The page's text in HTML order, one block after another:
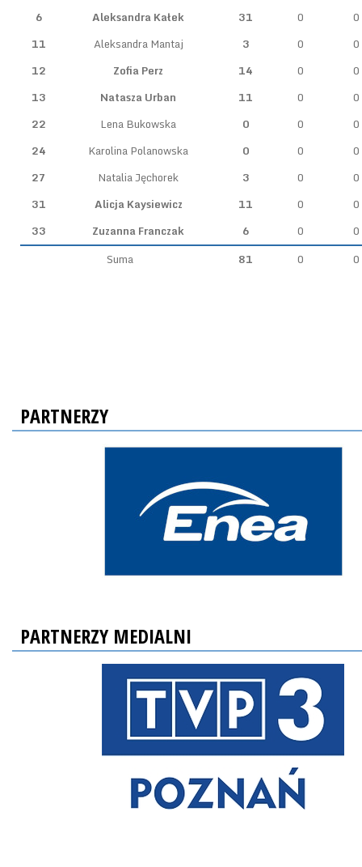
6
Aleksandra Kałek 31 0
0
11
Aleksandra Mantaj 3 0
0
12
Zofia Perz 14 0
0
13
Natasza Urban 11 0
0
22
Lena Bukowska 0 0
0
24
Karolina Polanowska 0 0
0
27
Natalia Jęchorek 3 0
0
31
Alicja Kaysiewicz 11 0
0
33
Zuzanna Franczak 6 0
0
Suma
81 0 0
PARTNERZY
PARTNERZY MEDIALNI